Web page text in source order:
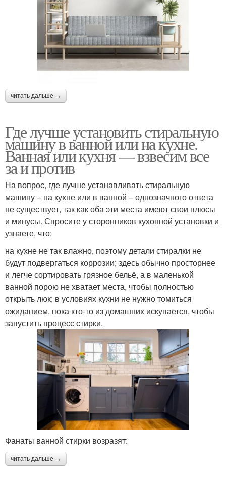
читать дальше →
Где лучше установить стиральную
машину в ванной или на кухне.
Ванная или кухня — взвесим все
за и против
На вопрос, где лучше устанавливать стиральную
машину – на кухне или в ванной – однозначного ответа
не существует, так как оба эти места имеют свои плюсы
и минусы. Спросите у сторонников кухонной установки и
узнаете, что:
на кухне не так влажно, поэтому детали стиралки не
будут подвергаться коррозии; здесь обычно просторнее
и легче сортировать грязное бельё, а в маленькой
ванной порою не хватает места, чтобы полностью
открыть люк; в условиях кухни не нужно томиться
ожиданием, пока кто-то из домашних искупается, чтобы
запустить процесс стирки.
Фанаты ванной стирки возразят:
читать дальше →